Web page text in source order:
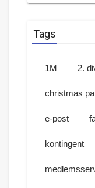
Tags
1M 2.
christmas
e-post
kontingent